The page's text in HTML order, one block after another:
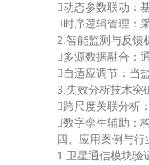
​动态参数联动​：
​时序逻辑管理​：
2.​智能监测与反馈
​多源数据融合​：
​自适应调节​：当
3.​失效分析技术突
​跨尺度关联分析​
​数字孪生辅助​：
四、应用案例与行
1.​卫星通信模块验